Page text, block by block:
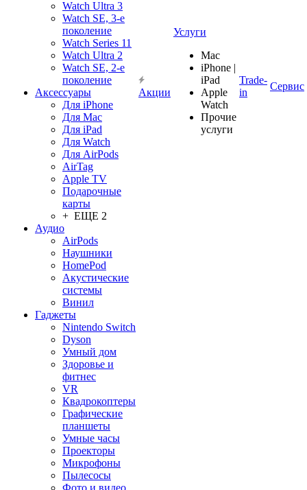
Watch Ultra 3
Watch SE, 3-е
поколение
Watch Series 11
Watch Ultra 2
Watch SE, 2-е
поколение
Аксессуары
Для iPhone
Для Mac
Для iPad
Для Watch
Для AirPods
AirTag
Apple TV
Подарочные
карты
+ ЕЩЕ 2
Аудио
AirPods
Наушники
HomePod
Акустические
системы
Винил
Гаджеты
Nintendo Switch
Dyson
Умный дом
Здоровье и
фитнес
VR
Квадрокоптеры
Графические
планшеты
Умные часы
Проекторы
Микрофоны
Пылесосы
Фото и видео
Акции
Услуги
Mac
iPhone |
iPad
Apple
Watch
Прочие
услуги
Trade-
in
Сервис